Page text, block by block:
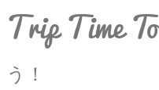
Trip Time To
う！